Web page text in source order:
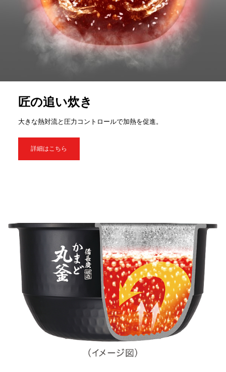
匠の追い炊き
大きな熱対流と圧力コントロールで加熱を促進。
詳細はこちら